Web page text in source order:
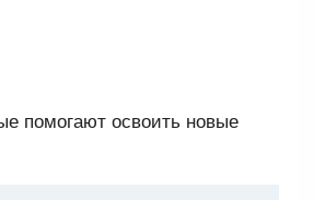
помогают освоить новые